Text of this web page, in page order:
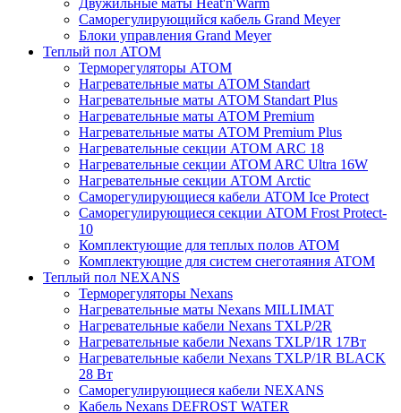
Двужильные маты Heat'n'Warm
Саморегулирующийся кабель Grand Meyer
Блоки управления Grand Meyer
Теплый пол ATOM
Терморегуляторы АТОМ
Нагревательные маты АТОМ Standart
Нагревательные маты АТОМ Standart Plus
Нагревательные маты АТОМ Premium
Нагревательные маты АТОМ Premium Plus
Нагревательные секции АТОМ ARC 18
Нагревательные секции ATOM ARC Ultra 16W
Нагревательные секции АТОМ Arctic
Саморегулирующиеся кабели ATOM Ice Protect
Саморегулирующиеся секции ATOM Frost Protect-
10
Комплектующие для теплых полов ATOM
Комплектующие для систем снеготаяния ATOM
Теплый пол NEXANS
Терморегуляторы Nexans
Нагревательные маты Nexans MILLIMAT
Нагревательные кабели Nexans TXLP/2R
Нагревательные кабели Nexans TXLP/1R 17Вт
Нагревательные кабели Nexans TXLP/1R BLACK
28 Вт
Саморегулирующиеся кабели NEXANS
Кабель Nexans DEFROST WATER